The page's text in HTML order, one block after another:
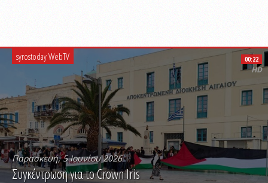
syrostoday WebTV
Παρασκευή, 5 Ιουνίου 2026
Συγκέντρωση για το Crown Iris
00:22
HD